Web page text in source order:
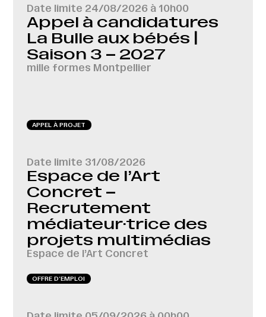
Date limite 24/08/2026 à 10h00
Appel à candidatures
La Bulle aux bébés |
Saison 3 – 2027
mille formes Montpellier
APPEL À PROJET
Date limite 31/08/2026
Espace de l’Art
Concret –
Recrutement
médiateur·trice des
projets multimédias
Espace de l’Art Concret
OFFRE D‘EMPLOI